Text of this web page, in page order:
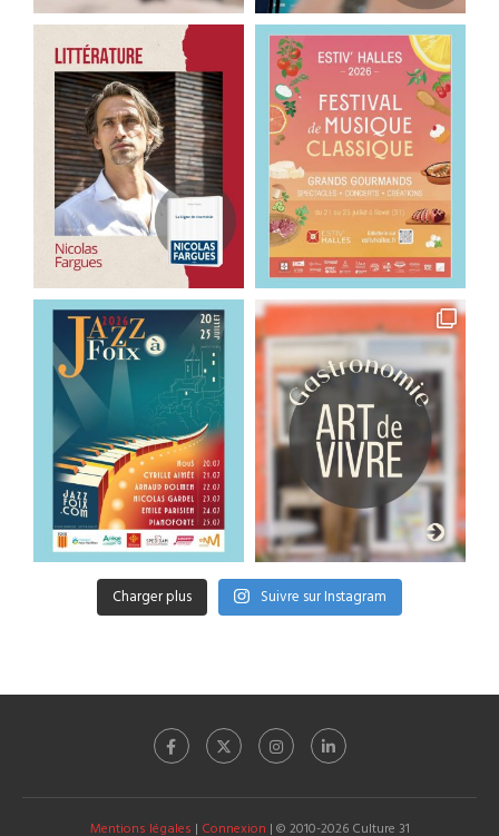
Charger plus Suivre sur Instagram
Mentions légales | Connexion | © 2010-2026 Culture 31